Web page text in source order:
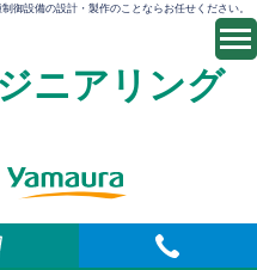
御設備の設計・製作のことならお任せください。
ニアリング